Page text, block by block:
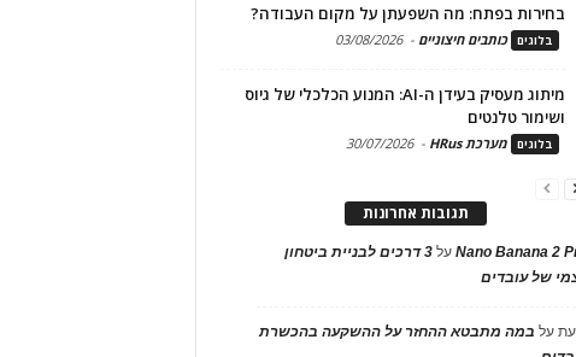
בחירות בפתח: מה השפעתן על מקום העבודה?
בלוגים כותבים חיצוניים -
03/08/2026
מיתוג מעסיק בעידן ה-AI: המנוע הכלכלי של גיוס
ושימור טלנטים
בלוגים מערכת HRus -
30/07/2026
תגובות אחרונות
Nano Banana 2על
3 דרכים לבניית ביטחון
של עובדים
על במה מתבטא ההחזר על ההשקעה בהכשרת